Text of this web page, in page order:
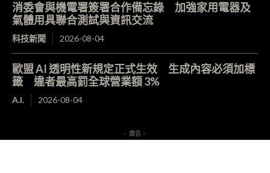
消委會與機電署簽署合作備忘錄 加強家用電器及
氣體用具聯合測試與資訊交流
科技新聞 2026-08-04
歐盟 AI 透明性新規定正式生效 生成內容必須加標
籤 違者最高罰全球營業額 3%
A.I. 2026-08-04
- 廣告 -